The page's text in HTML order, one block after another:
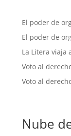
El poder de
El poder de
La Litera viaja
Voto al
Voto al
Nube